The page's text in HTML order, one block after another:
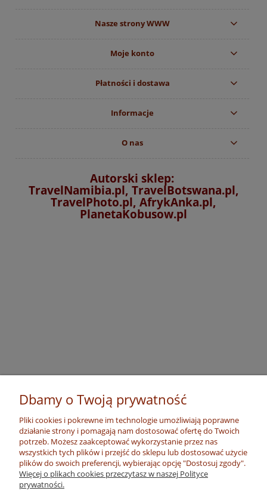
Nasze strony WWW
Moje konto
Płatności i dostawa
Informacje
O nas
Autorski sklep:
TravelNamibia.pl, TravelBotswana.pl,
TravelPhoto.pl, AfrykAnka.pl,
PlanetaKobusow.pl
Dbamy o Twoją prywatność
Pliki cookies i pokrewne im technologie umożliwiają poprawne
działanie strony i pomagają nam dostosować ofertę do Twoich
potrzeb. Możesz zaakceptować wykorzystanie przez nas
wszystkich tych plików i przejść do sklepu lub dostosować użycie
plików do swoich preferencji, wybierając opcję "Dostosuj zgody".
Więcej o plikach cookies przeczytasz w naszej Polityce
prywatności.